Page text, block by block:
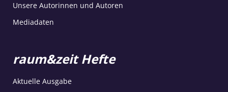
Unsere Autorinnen und Autoren
Mediadaten
raum&zeit Hefte
Aktuelle Ausgabe